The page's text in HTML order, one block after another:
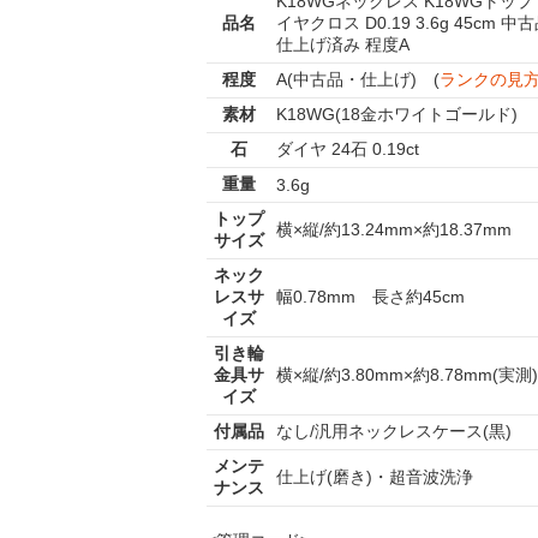
品名
イヤクロス D0.19 3.6g 45cm 中古
仕上げ済み 程度A
程度
A(中古品・仕上げ) (ランクの見
素材
K18WG(18金ホワイトゴールド)
石
ダイヤ 24石 0.19ct
重量
3.6g
トップ
サイズ
横×縦/約13.24mm×約18.37mm
ネック
レスサ
イズ
幅0.78mm 長さ約45cm
引き輪
金具サ
イズ
横×縦/約3.80mm×約8.78mm(実測)
付属品
なし/汎用ネックレスケース(黒)
メンテ
ナンス
仕上げ(磨き)・超音波洗浄